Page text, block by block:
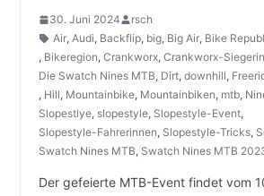
30. Juni 2024
rsch
Air, Audi, Backflip, big, Big Air, Bike
, Bikeregion, Crankworx, Crankworx-Siegerin
Die Swatch Nines MTB, Dirt, downhill,
, Hill, Mountainbike, Mountainbiken, mtb,
Slopestlye, slopestyle, Slopestyle-Event,
Slopestyle-Fahrerinnen, Slopestyle-Tricks,
Swatch Nines MTB, Swatch Nines MTB
Der gefeierte MTB-Event findet vom